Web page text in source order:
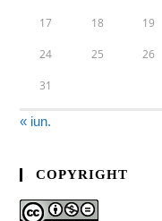
17 18 19
24 25 26
31
« iun.
COPYRIGHT